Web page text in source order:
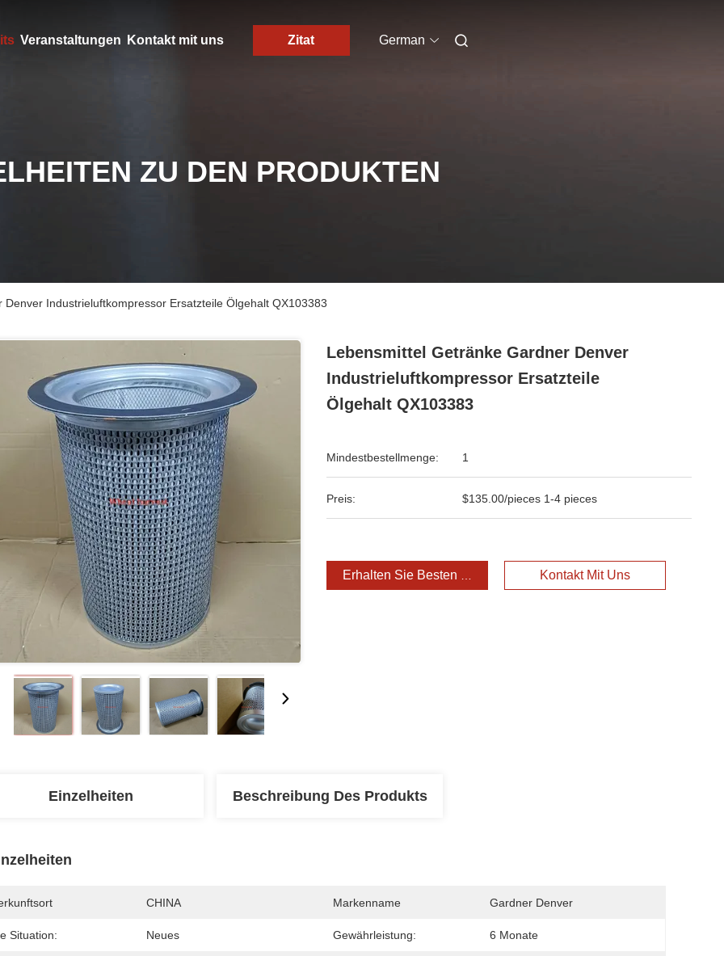
Veranstaltungen Kontakt mit uns Zitat German
ZU DEN PRODUKTEN
Industrieluftkompressor Ersatzteile Ölgehalt QX103383
Lebensmittel Getränke Gardner Denver
Industrieluftkompressor Ersatzteile
Ölgehalt QX103383
Mindestbestellmenge: 1
Preis: $135.00/pieces 1-4 pieces
Erhalten Sie Besten Preis Kontakt Mit Uns
Einzelheiten Beschreibung Des Produkts
CHINA Markenname Gardner Denver
Situation: Neues Gewährleistung: 6 Monate